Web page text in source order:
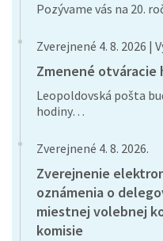
Pozývame vás na 20.
Zverejnené 4. 8. 2026 |
Zmenené otváracie
Leopoldovská pošta
hodiny…
Zverejnené 4. 8. 2026.
Zverejnenie
oznámenia o
miestnej volebnej
komisie